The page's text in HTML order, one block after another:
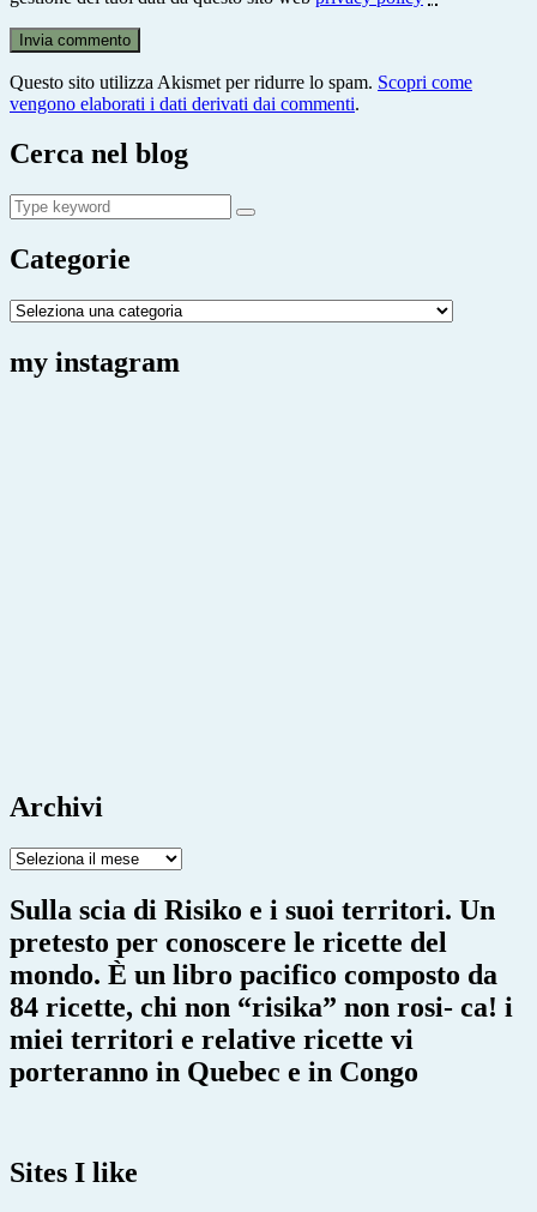
Questo sito utilizza Akismet per ridurre lo spam. Scopri come
vengono elaborati i dati derivati dai commenti.
Cerca nel blog
Search
for:
Search
Categorie
Categorie
my instagram
Archivi
Archivi
Sulla scia di Risiko e i suoi territori. Un
pretesto per conoscere le ricette del
mondo. È un libro pacifico composto da
84 ricette, chi non “risika” non rosi- ca! i
miei territori e relative ricette vi
porteranno in Quebec e in Congo
Sites I like